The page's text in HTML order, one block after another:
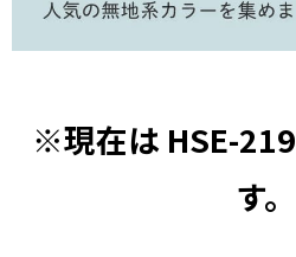
※現在は HSE-
す。